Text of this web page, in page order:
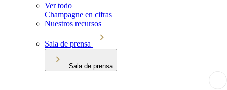
Ver todo
Champagne en cifras
Nuestros recursos
Sala de prensa
Sala de prensa